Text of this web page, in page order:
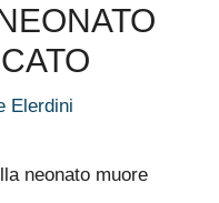
Elerdini